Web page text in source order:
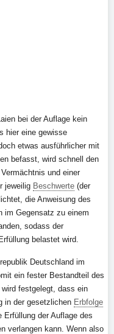
bei der Auflage kein
hier eine gewisse
etwas ausführlicher mit
befasst, wird schnell den
und einer
jeweilig Beschwerte (der
die Anweisung des
im Gegensatz zu einem
sodass der
belastet wird.
Deutschland im
ein fester Bestandteil des
festgelegt, dass ein
in der gesetzlichen Erbfolge
Erfüllung der Auflage des
verlangen kann. Wenn also